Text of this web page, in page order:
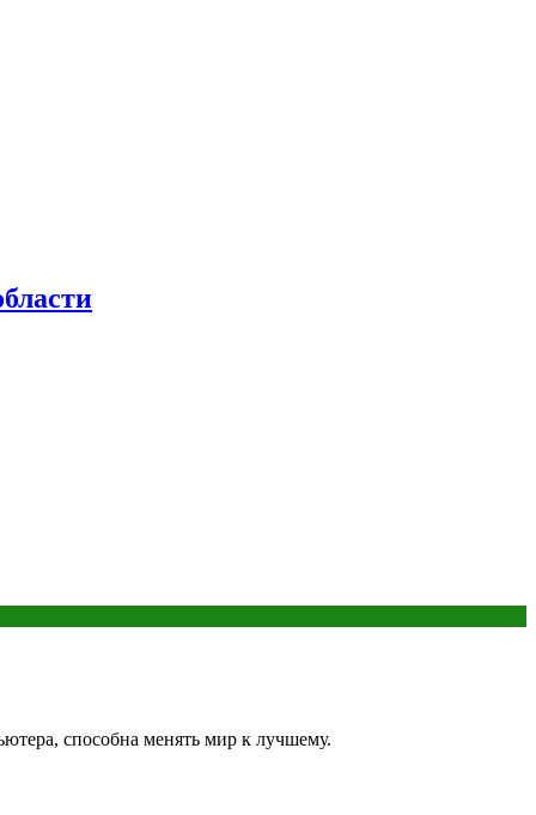
способна менять мир к лучшему.